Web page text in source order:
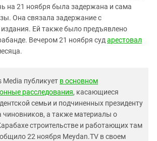
на 21 ноября была задержана и сама
Она связала задержание с
Ей также было предъявлено
Вечером 21 ноября суд арестовал
Media публикует в основном
расследования, касающиеся
семьи и подчиненных президенту
чиновников, а также материалы о
строительстве и работающих там
22 ноября Meydan.TV в своем